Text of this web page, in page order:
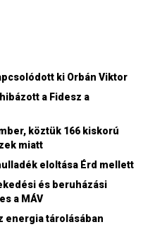
ki Orbán Viktor
a Fidesz a
köztük 166 kiskorú
miatt
eloltása Érd mellett
és beruházási
a MÁV
energia tárolásában